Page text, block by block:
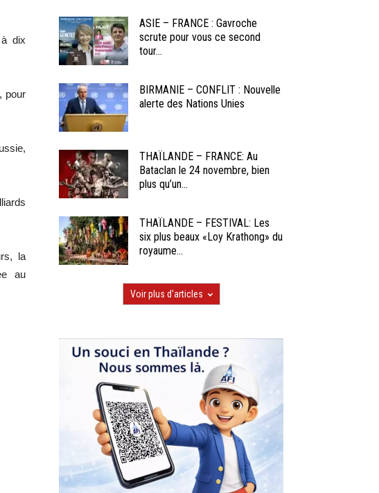
dix
pour
la
au
ASIE – FRANCE : Gavroche
scrute pour vous ce second
tour...
BIRMANIE – CONFLIT : Nouvelle
alerte des Nations Unies
THAÏLANDE – FRANCE: Au
Bataclan le 24 novembre, bien
plus qu’un...
THAÏLANDE – FESTIVAL: Les
six plus beaux «Loy Krathong» du
royaume...
Voir plus d'articles